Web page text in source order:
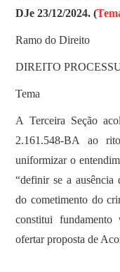
DJe 23/12/2024. (
Ramo do Direito
DIREITO
Tema
A Terceira Seção
2.161.548-BA ao
uniformizar o
“definir se a ausência
do cometimento do
constitui
ofertar proposta de